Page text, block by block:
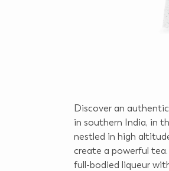
Discover an
in southern India, in
nestled in high
create a powerful tea.
full-bodied liqueur